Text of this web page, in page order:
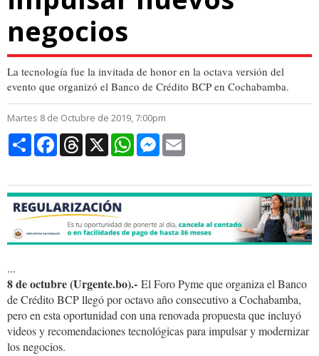
negocios
La tecnología fue la invitada de honor en la octava versión del
evento que organizó el Banco de Crédito BCP en Cochabamba.
Martes 8 de Octubre de 2019, 7:00pm
CompartirFacebookThreads
X WhatsAppMessenger
...
8 de octubre (Urgente.bo).- El Foro Pyme que organiza el Banco
de Crédito BCP llegó por octavo año consecutivo a Cochabamba,
pero en esta oportunidad con una renovada propuesta que incluyó
videos y recomendaciones tecnológicas para impulsar y modernizar
los negocios.